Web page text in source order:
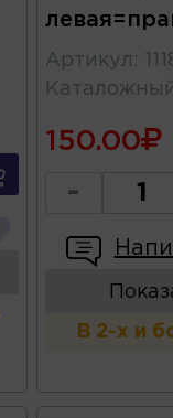
Артикул :
150.00
-
В 2-х и